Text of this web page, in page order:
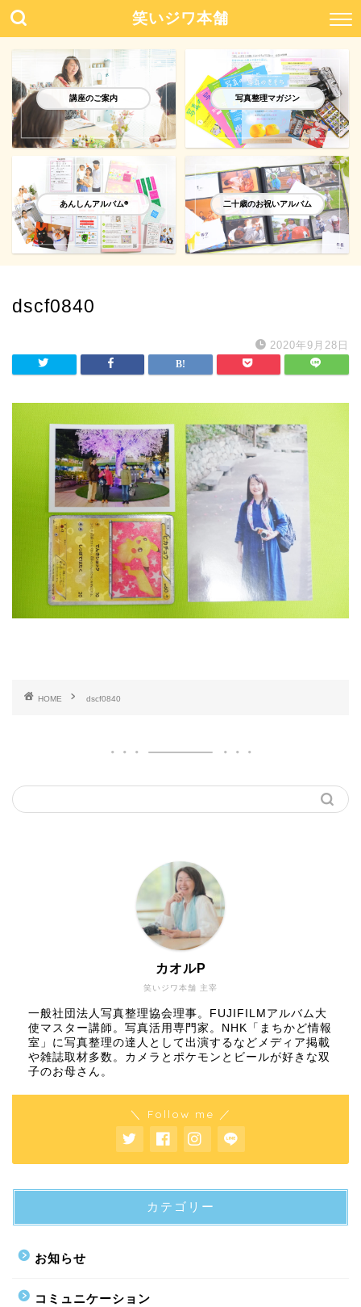
笑いジワ本舗
講座のご案内 写真整理マガジン
あんしんアルバム®️ 二十歳のお祝いアルバム
dscf0840
2020年9月28日
HOME dscf0840
笑いジワ本舗 主宰
カオルP
一般社団法人写真整理協会理事。FUJIFILMアルバム大
使マスター講師。写真活用専門家。NHK「まちかど情報
室」に写真整理の達人として出演するなどメディア掲載
や雑誌取材多数。カメラとポケモンとビールが好きな双
子のお母さん。
＼ Follow me ／
カテゴリー
お知らせ
コミュニケーション